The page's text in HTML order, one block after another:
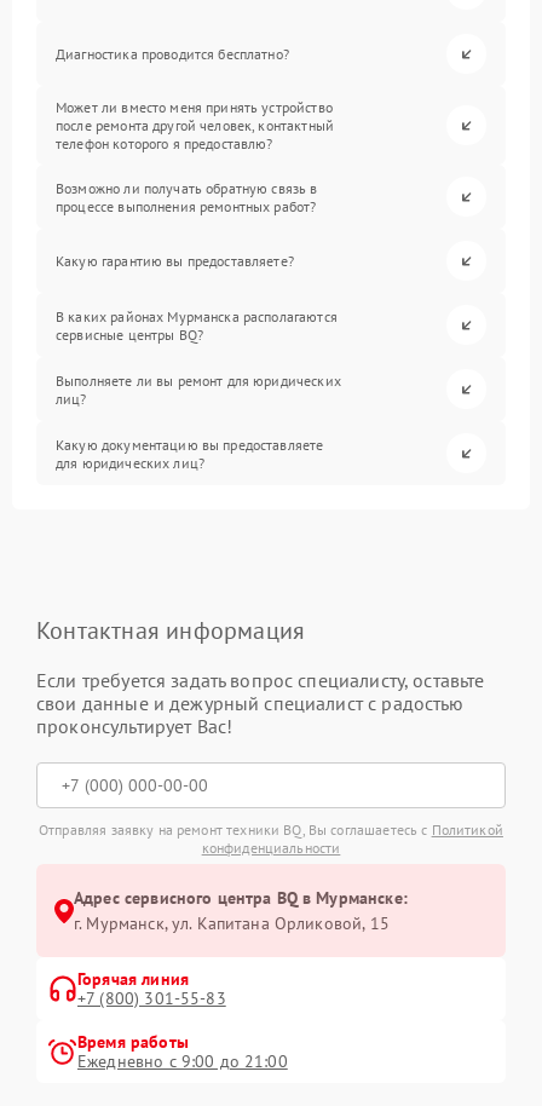
Диагностика проводится бесплатно?
Может ли вместо меня принять устройство
после ремонта другой человек, контактный
телефон которого я предоставлю?
Возможно ли получать обратную связь в
процессе выполнения ремонтных работ?
Какую гарантию вы предоставляете?
В каких районах Мурманска располагаются
сервисные центры BQ?
Выполняете ли вы ремонт для юридических
лиц?
Какую документацию вы предоставляете
для юридических лиц?
Контактная информация
Если требуется задать вопрос специалисту, оставьте
свои данные и дежурный специалист с радостью
проконсультирует Вас!
Отправляя заявку на ремонт техники BQ, Вы соглашаетесь с Политикой
конфиденциальности
Адрес сервисного центра BQ в Мурманске:
г. Мурманск, ул. Капитана Орликовой, 15
Горячая линия
+7 (800) 301-55-83
Время работы
Ежедневно с 9:00 до 21:00